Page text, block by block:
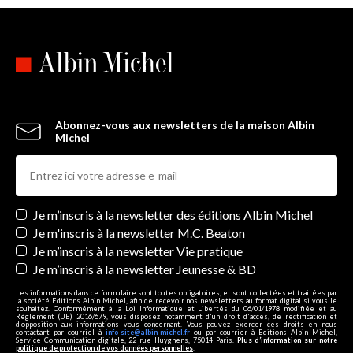
Abonnez-vous aux newsletters de la maison Albin
Michel
Newsletters
Je m’inscris à la newsletter des éditions Albin Michel
Je m'inscris à la newsletter M.C. Beaton
Je m’inscris à la newsletter Vie pratique
Je m’inscris à la newsletter Jeunesse & BD
Les informations dans ce formulaire sont toutes obligatoires, et sont collectées et traitées par
la société Editions Albin Michel, afin de recevoir nos newsletters au format digital si vous le
souhaitez. Conformément à la Loi Informatique et Libertés du 06/01/1978 modifiée et au
Règlement (UE) 2016/679, vous disposez notamment d'un droit d'accès, de rectification et
d’opposition aux informations vous concernant. Vous pouvez exercer ces droits en nous
contactant par courriel à info-site@albin-michel.fr ou par courrier à Editions Albin Michel,
Service Communication digitale, 22 rue Huyghens, 75014 Paris. Plus d’information sur notre
politique de protection de vos données personnelles